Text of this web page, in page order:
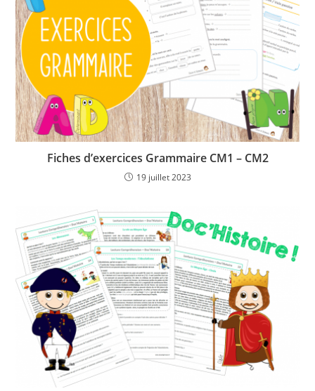
Fiches d’exercices Grammaire CM1 – CM2
19 juillet 2023